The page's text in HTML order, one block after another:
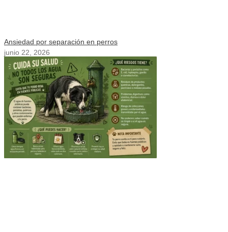
Ansiedad por separación en perros
junio 22, 2026